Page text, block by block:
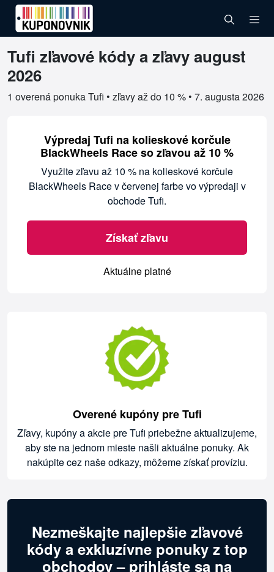
Tufi zľavové kódy a zľavy august
2026
1 overená ponuka Tufi • zľavy až do 10 % • 7. augusta 2026
Overené kupóny pre Tufi
Výpredaj Tufi na kolieskové korčule
BlackWheels Race so zľavou až 10 %
Využite zľavu až 10 % na kolieskové korčule
BlackWheels Race v červenej farbe vo výpredaji v
obchode Tufi.
Získať zľavu
Aktuálne platné
Overené kupóny pre Tufi
Zľavy, kupóny a akcie pre Tufi priebežne aktualizujeme,
aby ste na jednom mieste našli aktuálne ponuky. Ak
nakúpite cez naše odkazy, môžeme získať províziu.
Nezmeškajte najlepšie zľavové
kódy a exkluzívne ponuky z top
obchodov – prihláste sa na